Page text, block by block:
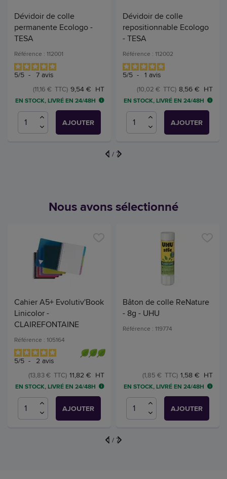
Dévidoir de colle
permanente Ecologo -
TESA
Référence : 112001
5/5 - 7 avis
9,54 € HT
(11,16 € TTC)
EN STOCK, LIVRÉ EN 24/48H
AJOUTER
Dévidoir de colle
repositionnable Ecologo
- TESA
Référence : 112002
5/5 - 1 avis
8,56 € HT
(10,02 € TTC)
EN STOCK, LIVRÉ EN 24/48H
AJOUTER
1 / 7
Nous avons sélectionné
Cahier A5+ Evolutiv'Book
Linicolor -
CLAIREFONTAINE
Référence : 105164
5/5 - 2 avis
11,82 € HT
(13,83 € TTC)
EN STOCK, LIVRÉ EN 24/48H
AJOUTER
Bâton de colle ReNature
- 8g - UHU
Référence : 119774
1,58 € HT
(1,85 € TTC)
EN STOCK, LIVRÉ EN 24/48H
AJOUTER
1 / 7